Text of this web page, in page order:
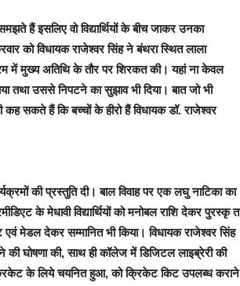
हैं इसलिए वो विद्यार्थियों के बीच जाकर उनका
को विधायक राजेश्वर सिंह ने बंथरा स्थित लाला
में मुख्य अतिथि के तौर पर शिरकत की। यहां ना केवल
तथा उससे निपटने का सुझाव भी दिया। बात जो भी
कह सकते हैं किबच्चों के हीरो हैं विधायक डॉ. राजेश्वर
की प्रस्तुति दी। बाल विवाह पर एक लघु नाटिका का
के मेधावी विद्यार्थियों को मनोबल राशि देकर पुरस्कृ त
एवं मेडल देकर सम्मानित भी किया। विधायक राजेश्वर सिंह
घोषणा की, साथ ही कॉलेज में डिजिटल लाइब्रेरी की
के लिये चयनित हुआ, को क्रिकेट किट उपलब्ध कराने